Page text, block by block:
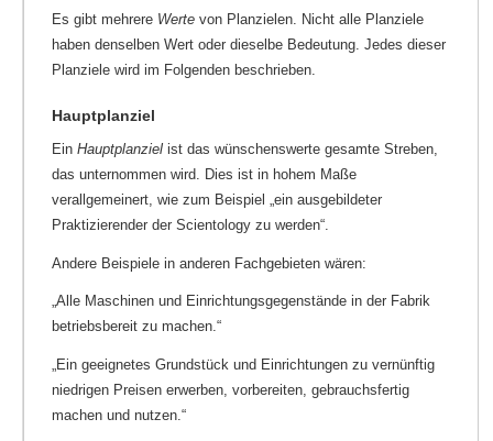
Es gibt mehrere Werte von Planzielen. Nicht alle Planziele
haben denselben Wert oder dieselbe Bedeutung. Jedes dieser
Planziele wird im Folgenden beschrieben.
Hauptplanziel
Ein Hauptplanziel ist das wünschenswerte gesamte Streben,
das unternommen wird. Dies ist in hohem Maße
verallgemeinert, wie zum Beispiel „ein ausgebildeter
Praktizierender der Scientology zu werden“.
Andere Beispiele in anderen Fachgebieten wären:
„Alle Maschinen und Einrichtungsgegenstände in der Fabrik
betriebsbereit zu machen.“
„Ein geeignetes Grundstück und Einrichtungen zu vernünftig
niedrigen Preisen erwerben, vorbereiten, gebrauchsfertig
machen und nutzen.“